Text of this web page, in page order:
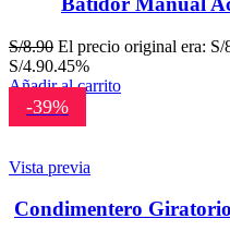
S/8.90 El precio original era: S/
S/4.90.45%
Añadir al carrito
-39%
Vista previa
Condimentero